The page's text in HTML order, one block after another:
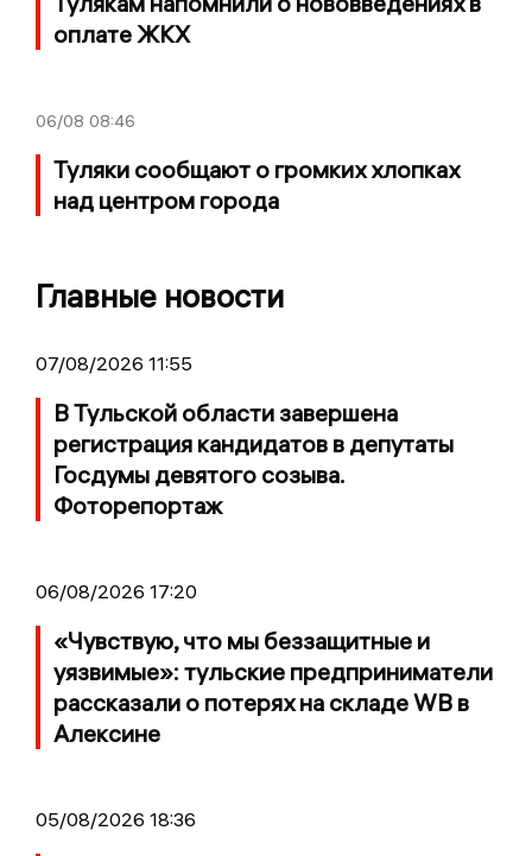
оплате ЖКХ
06/08 08:46
Туляки сообщают о громких хлопках
над центром города
Главные новости
07/08/2026 11:55
В Тульской области завершена
регистрация кандидатов в депутаты
Госдумы девятого созыва.
Фоторепортаж
06/08/2026 17:20
«Чувствую, что мы беззащитные и
уязвимые»: тульские предприниматели
рассказали о потерях на складе WB в
Алексине
05/08/2026 18:36